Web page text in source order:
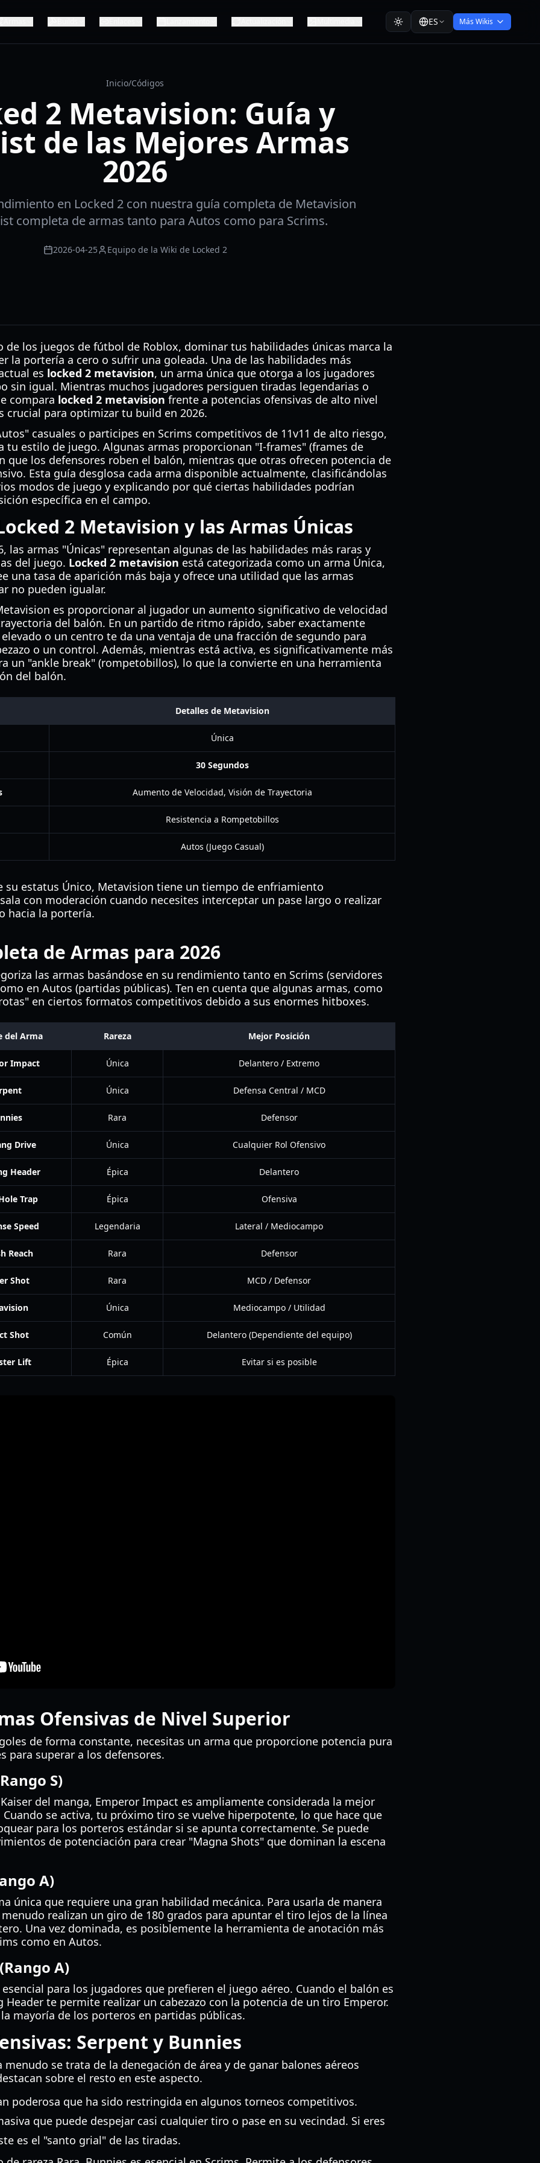
ES Más Wikis
Inicio/Códigos
2 Metavision: Guía y
de las Mejores Armas
2026
en Locked 2 con nuestra guía completa de Metavision
completa de armas tanto para Autos como para Scrims.
2026-04-25 Equipo de la Wiki de Locked 2
de los juegos de fútbol de Roblox, dominar tus habilidades únicas marca la
la portería a cero o sufrir una goleada. Una de las habilidades más
es locked 2 metavision, un arma única que otorga a los jugadores
sin igual. Mientras muchos jugadores persiguen tiradas legendarias o
compara locked 2 metavision frente a potencias ofensivas de alto nivel
crucial para optimizar tu build en 2026.
casuales o participes en Scrims competitivos de 11v11 de alto riesgo,
tu estilo de juego. Algunas armas proporcionan "I-frames" (frames de
que los defensores roben el balón, mientras que otras ofrecen potencia de
Esta guía desglosa cada arma disponible actualmente, clasificándolas
modos de juego y explicando por qué ciertas habilidades podrían
específica en el campo.
2 Metavision y las Armas Únicas
las armas "Únicas" representan algunas de las habilidades más raras y
del juego. Locked 2 metavision está categorizada como un arma Única,
una tasa de aparición más baja y ofrece una utilidad que las armas
no pueden igualar.
es proporcionar al jugador un aumento significativo de velocidad
del balón. En un partido de ritmo rápido, saber exactamente
o un centro te da una ventaja de una fracción de segundo para
o un control. Además, mientras está activa, es significativamente más
un "ankle break" (rompetobillos), lo que la convierte en una herramienta
del balón.
Detalles de Metavision
Única
30 Segundos
Aumento de Velocidad, Visión de Trayectoria
Resistencia a Rompetobillos
Autos (Juego Casual)
su estatus Único, Metavision tiene un tiempo de enfriamiento
con moderación cuando necesites interceptar un pase largo o realizar
hacia la portería.
de Armas para 2026
las armas basándose en su rendimiento tanto en Scrims (servidores
en Autos (partidas públicas). Ten en cuenta que algunas armas, como
en ciertos formatos competitivos debido a sus enormes hitboxes.
del Arma Rareza Mejor Posición
Impact Única Delantero / Extremo
Única Defensa Central / MCD
Rara Defensor
Drive Única Cualquier Rol Ofensivo
Header Épica Delantero
Trap Épica Ofensiva
Speed Legendaria Lateral / Mediocampo
Reach Rara Defensor
Shot Rara MCD / Defensor
Única Mediocampo / Utilidad
Shot Común Delantero (Dependiente del equipo)
Lift Épica Evitar si es posible
Ofensivas de Nivel Superior
de forma constante, necesitas un arma que proporcione potencia pura
para superar a los defensores.
S)
del manga, Emperor Impact es ampliamente considerada la mejor
se activa, tu próximo tiro se vuelve hiperpotente, lo que hace que
para los porteros estándar si se apunta correctamente. Se puede
de potenciación para crear "Magna Shots" que dominan la escena
A)
única que requiere una gran habilidad mecánica. Para usarla de manera
realizan un giro de 180 grados para apuntar el tiro lejos de la línea
Una vez dominada, es posiblemente la herramienta de anotación más
como en Autos.
A)
para los jugadores que prefieren el juego aéreo. Cuando el balón es
Header te permite realizar un cabezazo con la potencia de un tiro Emperor.
mayoría de los porteros en partidas públicas.
Serpent y Bunnies
menudo se trata de la denegación de área y de ganar balones aéreos
sobre el resto en este aspecto.
poderosa que ha sido restringida en algunos torneos competitivos.
que puede despejar casi cualquier tiro o pase en su vecindad. Si eres
es el "santo grial" de las tiradas.